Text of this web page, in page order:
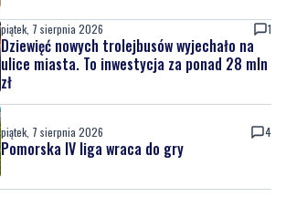
piątek, 7 sierpnia 2026 1
Dziewięć nowych trolejbusów wyjechało na
ulice miasta. To inwestycja za ponad 28 mln
zł
piątek, 7 sierpnia 2026 4
Pomorska IV liga wraca do gry